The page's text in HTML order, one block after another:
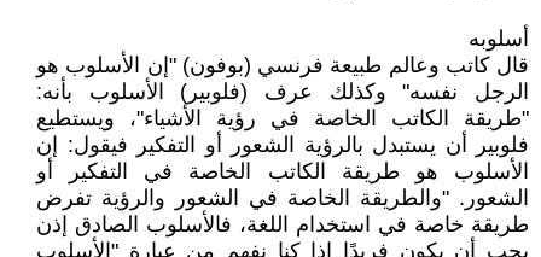
أسلوبه
قال كاتب وعالم طبيعة فرنسي (بوفون) "إن الأسلوب هو
الرجل نفسه" وكذلك عرف (فلوبير) الأسلوب بأنه:
"طريقة الكاتب الخاصة في رؤية الأشياء"، ويستطيع
فلوبير أن يستبدل بالرؤية الشعور أو التفكير فيقول: إن
الأسلوب هو طريقة الكاتب الخاصة في التفكير أو
الشعور. "والطريقة الخاصة في الشعور والرؤية تفرض
طريقة خاصة في استخدام اللغة، فالأسلوب الصادق إذن
يجب أن يكون فريدًا إذا كنا نفهم من عبارة "الأسلوب